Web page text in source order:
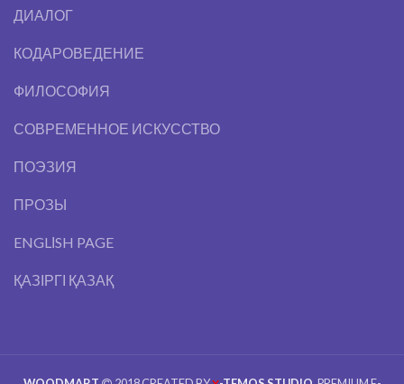
ДИАЛОГ
КОДАРОВЕДЕНИЕ
ФИЛОСОФИЯ
СОВРЕМЕННОЕ ИСКУССТВО
ПОЭЗИЯ
ПРОЗЫ
ENGLІSH PAGE
ҚАЗІРГІ ҚАЗАҚ